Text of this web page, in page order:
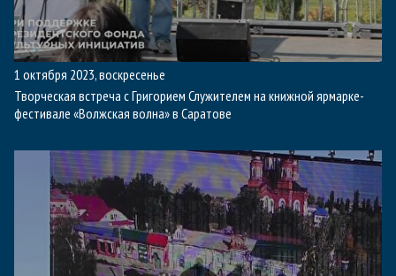
1 октября 2023, воскресенье
Творческая встреча с Григорием Служителем на книжной ярмарке-
фестивале «Волжская волна» в Саратове